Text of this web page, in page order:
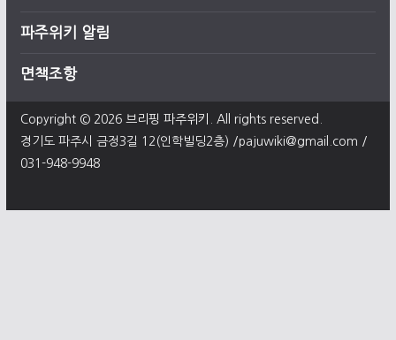
파주위키 알림
면책조항
Copyright © 2026 브리핑 파주위키
. All rights reserved.
경기도 파주시 금정3길 12(인학빌딩2층) /pajuwiki@gmail.com /
031-948-9948